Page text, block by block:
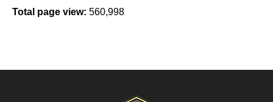
Total page view: 560,998